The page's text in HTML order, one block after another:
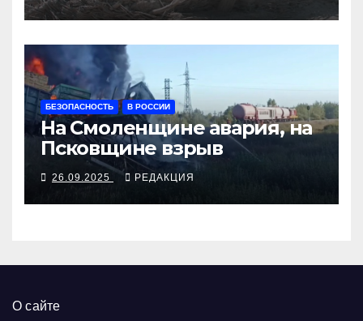
БЕЗОПАСНОСТЬ В РОССИИ
На Смоленщине авария, на
Псковщине взрыв
26.09.2025 РЕДАКЦИЯ
О сайте